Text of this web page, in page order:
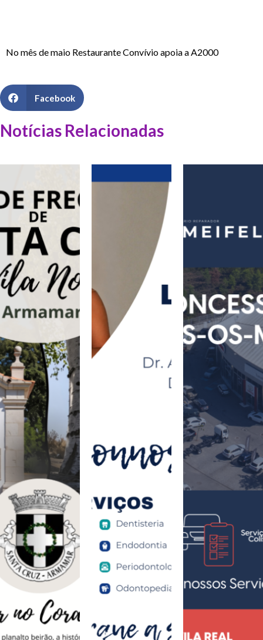
No mês de maio Restaurante Convívio apoia a A2000
Facebook
Notícias Relacionadas